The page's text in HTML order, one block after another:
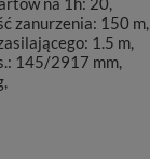
zanurzenia: 150 m,
1.5 m,
145/2917 mm,